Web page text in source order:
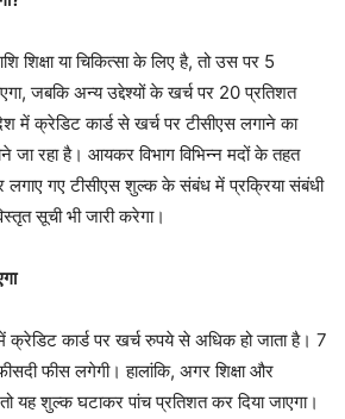
शिक्षा या चिकित्सा के लिए है, तो उस पर 5
जबकि अन्य उद्देश्यों के खर्च पर 20 प्रतिशत
में क्रेडिट कार्ड से खर्च पर टीसीएस लगाने का
जा रहा है। आयकर विभाग विभिन्न मदों के तहत
लगाए गए टीसीएस शुल्क के संबंध में प्रक्रिया संबंधी
सूची भी जारी करेगा।
कार्ड पर खर्च रुपये से अधिक हो जाता है। 7
फीस लगेगी। हालांकि, अगर शिक्षा और
यह शुल्क घटाकर पांच प्रतिशत कर दिया जाएगा।